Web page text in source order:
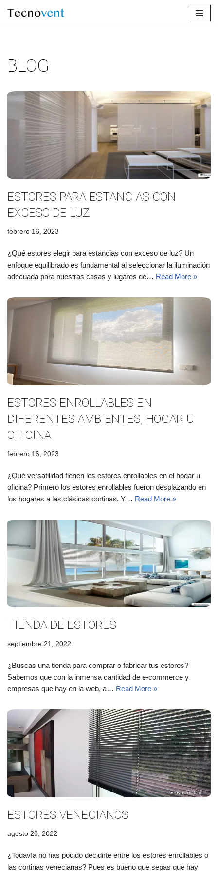
BLOG
ESTORES PARA ESTANCIAS CON
EXCESO DE LUZ
febrero 16, 2023
¿Qué estores elegir para estancias con exceso de luz? Un
enfoque equilibrado es fundamental al seleccionar la iluminación
adecuada para nuestras casas y lugares de… Read More »
ESTORES ENROLLABLES EN
DIFERENTES AMBIENTES, HOGAR U
OFICINA
febrero 16, 2023
¿Qué versatilidad tienen los estores enrollables en el hogar u
oficina? Primero los estores enrollables fueron desplazando en
los hogares a las clásicas cortinas. Y… Read More »
TIENDA DE ESTORES
septiembre 21, 2022
¿Buscas una tienda para comprar o fabricar tus estores?
Sabemos que con la inmensa cantidad de e-commerce y
empresas que hay en la web, a… Read More »
ESTORES VENECIANOS
agosto 20, 2022
¿Todavía no has podido decidirte entre los estores enrollables o
las cortinas venecianas? Pues es bueno que sepas que hay